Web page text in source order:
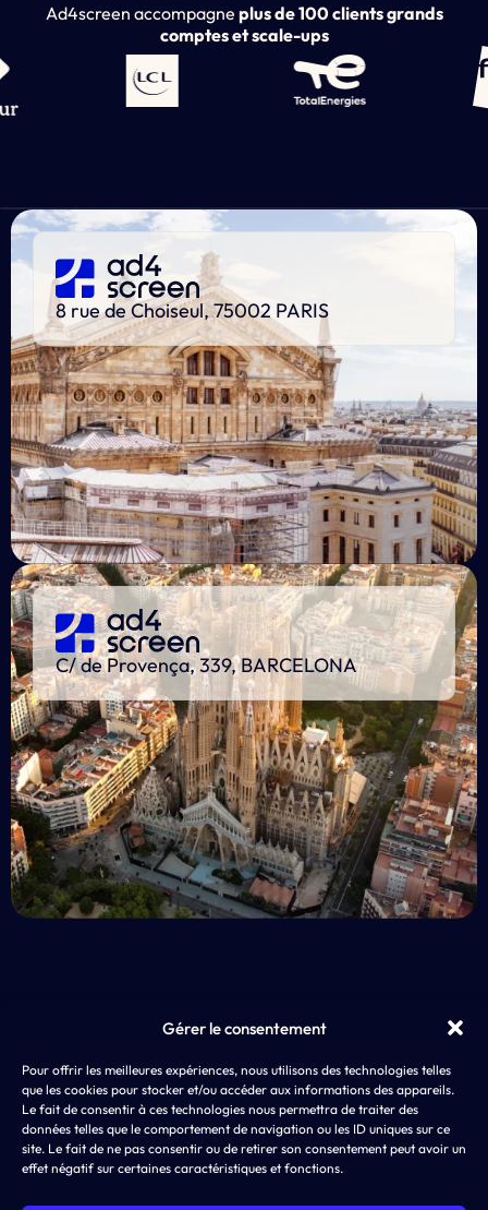
Gérer le consentement
Pour offrir les meilleures expériences, nous utilisons des technologies telles
que les cookies pour stocker et/ou accéder aux informations des appareils.
Le fait de consentir à ces technologies nous permettra de traiter des
données telles que le comportement de navigation ou les ID uniques sur ce
site. Le fait de ne pas consentir ou de retirer son consentement peut avoir un
effet négatif sur certaines caractéristiques et fonctions.
Ad4screen accompagne plus de 100 clients grands
comptes et scale-ups
8 rue de Choiseul, 75002 PARIS
C/ de Provença, 339, BARCELONA
AD4SCREEN
8 rue de Choiseul
75002 PARIS
App
SEA